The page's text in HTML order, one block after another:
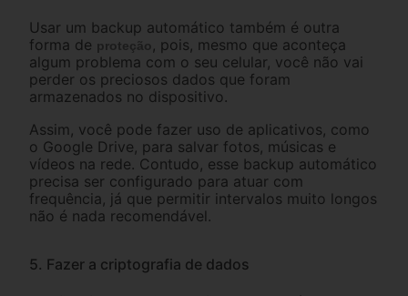
Usar um backup automático também é outra
forma de proteção
, pois, mesmo que aconteça
algum problema com o seu celular, você não vai
perder os preciosos dados que foram
armazenados no dispositivo.
Assim, você pode fazer uso de aplicativos, como
o Google Drive, para salvar fotos, músicas e
vídeos na rede. Contudo, esse backup automático
precisa ser configurado para atuar com
frequência, já que permitir intervalos muito longos
não é nada recomendável.
5. Fazer a criptografia de dados